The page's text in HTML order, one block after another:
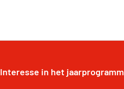
Interesse in het